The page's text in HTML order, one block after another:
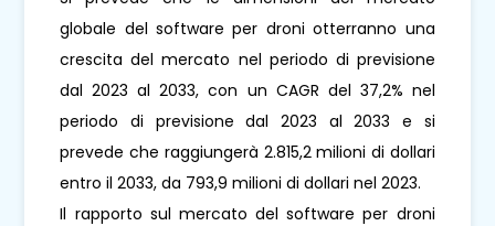
globale del software per droni otterranno una
crescita del mercato nel periodo di previsione
dal 2023 al 2033, con un CAGR del 37,2% nel
periodo di previsione dal 2023 al 2033 e si
prevede che raggiungerà 2.815,2 milioni di dollari
entro il 2033, da 793,9 milioni di dollari nel 2023.
Il rapporto sul mercato del software per droni